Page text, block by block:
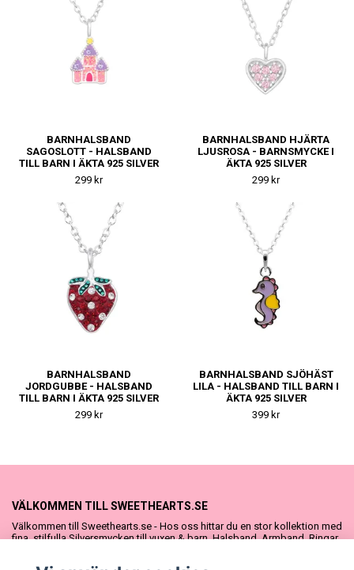
BARNHALSBAND
SAGOSLOTT - HALSBAND
TILL BARN I ÄKTA 925 SILVER
299 kr
BARNHALSBAND HJÄRTA
LJUSROSA - BARNSMYCKE I
ÄKTA 925 SILVER
299 kr
BARNHALSBAND
JORDGUBBE - HALSBAND
TILL BARN I ÄKTA 925 SILVER
299 kr
BARNHALSBAND SJÖHÄST
LILA - HALSBAND TILL BARN I
ÄKTA 925 SILVER
399 kr
VÄLKOMMEN TILL SWEETHEARTS.SE
Välkommen till Sweethearts.se - Hos oss hittar du en stor kollektion med
fina, stilfulla Silversmycken till vuxen & barn. Halsband, Armband, Ringar